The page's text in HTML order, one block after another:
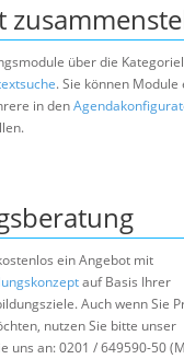
über die
. Sie können Module
in den
ein Angebot mit
auf Basis Ihrer
Auch wenn Sie
nutzen Sie bitte unser
uns an: 0201 / 649590-50